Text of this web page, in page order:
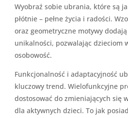
Wyobraź sobie ubrania, które są
płótnie – pełne życia i radości.
oraz geometryczne motywy
unikalności, pozwalając dzieciom
osobowość.
Funkcjonalność i adaptacyjność
kluczowy trend. Wielofunkcyjne
dostosować do zmieniających się
dla aktywnych dzieci. To jak